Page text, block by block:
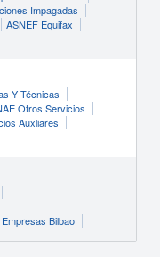
Impagadas
ASNEF Equifax
Y Técnicas
Otros Servicios
Auxliares
Empresas Bilbao